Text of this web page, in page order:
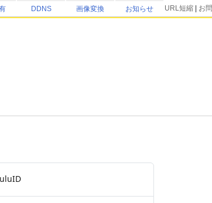
DDNS 画像変換 お知らせ URL短縮 お